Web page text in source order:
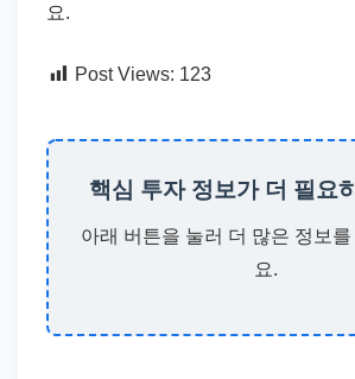
요.
Post Views: 123
핵심 투자 정보가 더 필요
아래 버튼을 눌러 더 많은 정보를
요.